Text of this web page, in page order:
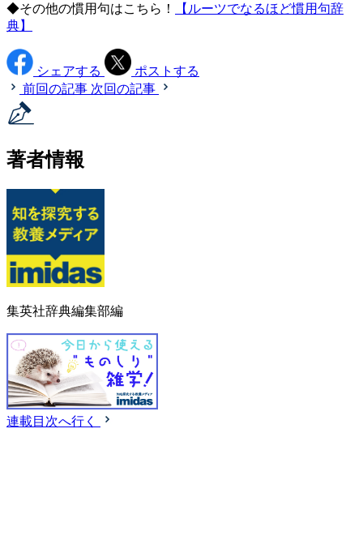
◆その他の慣用句はこちら！
【ルーツでなるほど慣用句辞
典】
シェアする
ポストする
前回の記事 次回の記事
著者情報
集英社辞典編集部編
連載目次へ行く